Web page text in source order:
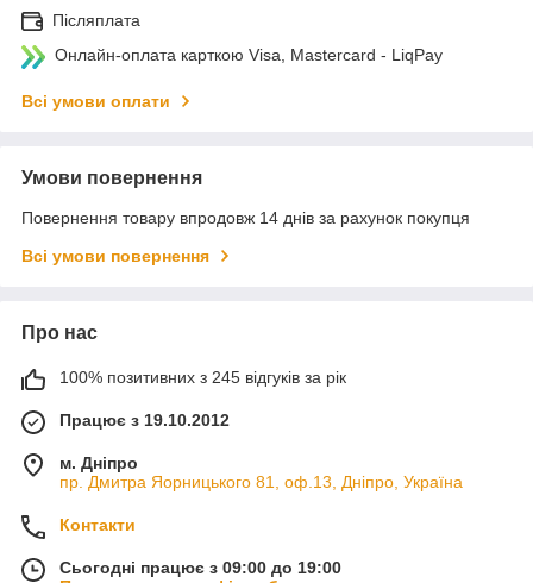
Післяплата
Онлайн-оплата карткою Visa, Mastercard - LiqPay
Всі умови оплати
Умови повернення
Повернення товару впродовж 14 днів за рахунок покупця
Всі умови повернення
Про нас
100% позитивних з 245 відгуків за рік
Працює з 19.10.2012
м. Дніпро
пр. Дмитра Яорницького 81, оф.13, Дніпро, Україна
Контакти
Сьогодні працює з 09:00 до 19:00